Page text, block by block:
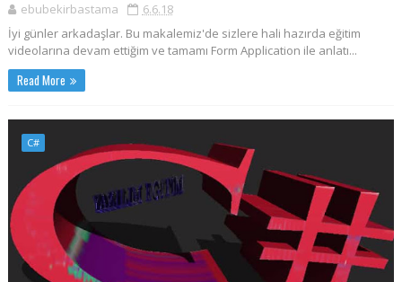
ebubekirbastama
6.6.18
İyi günler arkadaşlar. Bu makalemiz'de sizlere hali hazırda eğitim
videolarına devam ettiğim ve tamamı Form Application ile anlatı...
Read More
C#